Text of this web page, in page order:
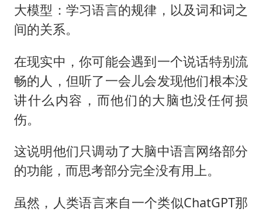
大模型：学习语言的规律，以及词和词之
间的关系。
在现实中，你可能会遇到一个说话特别流
畅的人，但听了一会儿会发现他们根本没
讲什么内容，而他们的大脑也没任何损
伤。
这说明他们只调动了大脑中语言网络部分
的功能，而思考部分完全没有用上。
虽然，人类语言来自一个类似ChatGPT那